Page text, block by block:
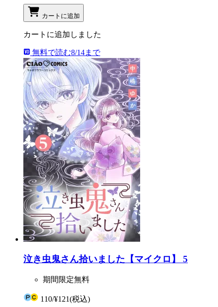
カートに追加
カートに追加しました
無料で読む8/14まで
泣き虫鬼さん拾いました【マイクロ】 5
期間限定無料
110/¥121(税込)